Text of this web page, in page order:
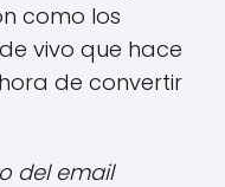
como los
vivo que hace
de convertir
del email